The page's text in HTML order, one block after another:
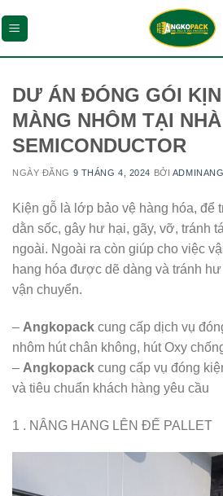
đến
DƯ ÁN ĐÓNG GÓI
MÀNG NHÔM TẠI
SEMICONDUCTOR
NGÀY ĐĂNG 9 THÁNG 4, 2024 BỞI
Kiện gỗ là lớp bảo vệ hàng hóa, để
dằn sốc, gây hư hại, gãy, vỡ, tránh
ngoài. Ngoài ra còn giúp cho việc
hang hóa được dẽ dàng và tránh
vận chuyển.
– Angkopack cung cấp dịch vụ
nhôm hút chân không, hút Oxy
– Angkopack cung cấp vụ đóng
và tiêu chuẩn khách hàng yêu cầu
1 . NÂNG HANG LÊN ĐẾ PALLET